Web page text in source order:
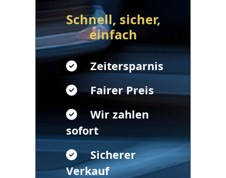
Schnell, sicher,
einfach
Zeitersparnis
Fairer Preis
Wir zahlen
sofort
Sicherer
Verkauf